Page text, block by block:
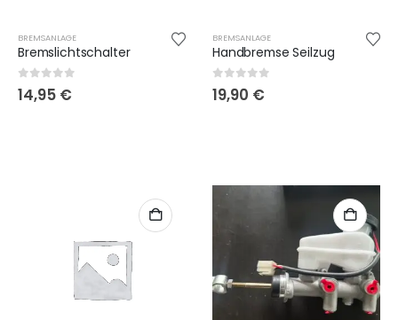
BREMSANLAGE
Bremslichtschalter
0 out of 5
14,95 €
BREMSANLAGE
Handbremse Seilzug
0out of 5
19,90 €